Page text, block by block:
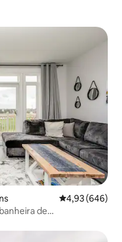
4,93 de uma
4,93 (646)